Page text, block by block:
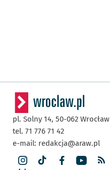
pl. Solny 14, 50-062 Wrocław
tel. 71 776 71 42
e-mail: redakcja@araw.pl